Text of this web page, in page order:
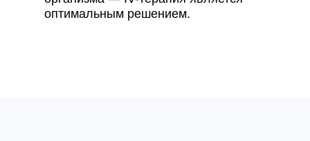
оптимальным решением.